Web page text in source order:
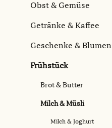
Obst & Gemüse
Getränke & Kaffee
Geschenke & Blumen
Frühstück
Brot & Butter
Milch & Müsli
Milch & Joghurt